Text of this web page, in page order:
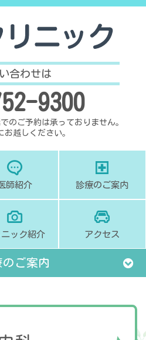
合わせは
9300
のご予約は承っておりません。
お越しください。
師紹介 診療のご案内
ニック紹介 アクセス
のご案内